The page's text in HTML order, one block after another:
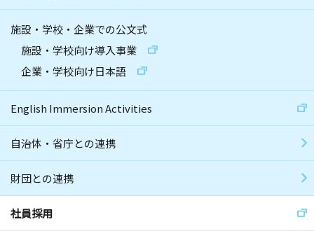
施設・学校・企業での公文式
施設・学校向け導入事業
企業・学校向け日本語
English Immersion Activities
自治体・省庁との連携
財団との連携
社員採用